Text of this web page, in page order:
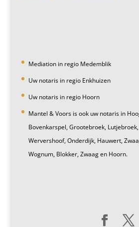
Mediation in regio Medemblik
Uw notaris in regio Enkhuizen
Uw notaris in regio Hoorn
Mantel & Voors is ook uw notaris in
Bovenkarspel, Grootebroek,
Wervershoof, Onderdijk, Hauwert,
Wognum, Blokker, Zwaag en Hoorn.